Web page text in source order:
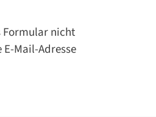
Formular nicht
Mail-Adresse